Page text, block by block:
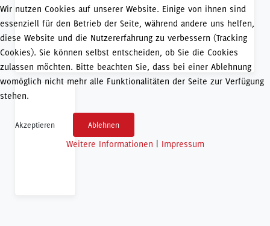
Wir nutzen Cookies auf unserer Website. Einige von ihnen sind
essenziell für den Betrieb der Seite, während andere uns helfen,
diese Website und die Nutzererfahrung zu verbessern (Tracking
Cookies). Sie können selbst entscheiden, ob Sie die Cookies
zulassen möchten. Bitte beachten Sie, dass bei einer Ablehnung
womöglich nicht mehr alle Funktionalitäten der Seite zur Verfügung
stehen.
Akzeptieren Ablehnen
Weitere Informationen Impressum